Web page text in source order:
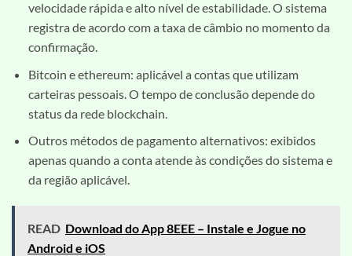
velocidade rápida e alto nível de estabilidade. O sistema
registra de acordo com a taxa de câmbio no momento da
confirmação.
Bitcoin e ethereum: aplicável a contas que utilizam
carteiras pessoais. O tempo de conclusão depende do
status da rede blockchain.
Outros métodos de pagamento alternativos: exibidos
apenas quando a conta atende às condições do sistema e
da região aplicável.
READ Download do App 8EEE – Instale e Jogue no
Android e iOS